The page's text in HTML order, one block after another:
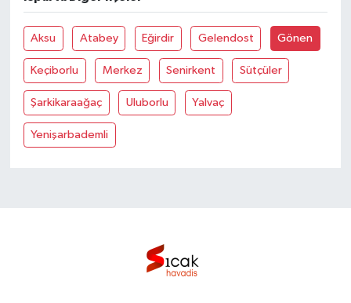
Aksu Atabey Eğirdir Gelendost Gönen
Keçiborlu Merkez Senirkent Sütçüler
Şarkikaraağaç Uluborlu Yalvaç
Yenişarbademli
Bilim, Teknoloji